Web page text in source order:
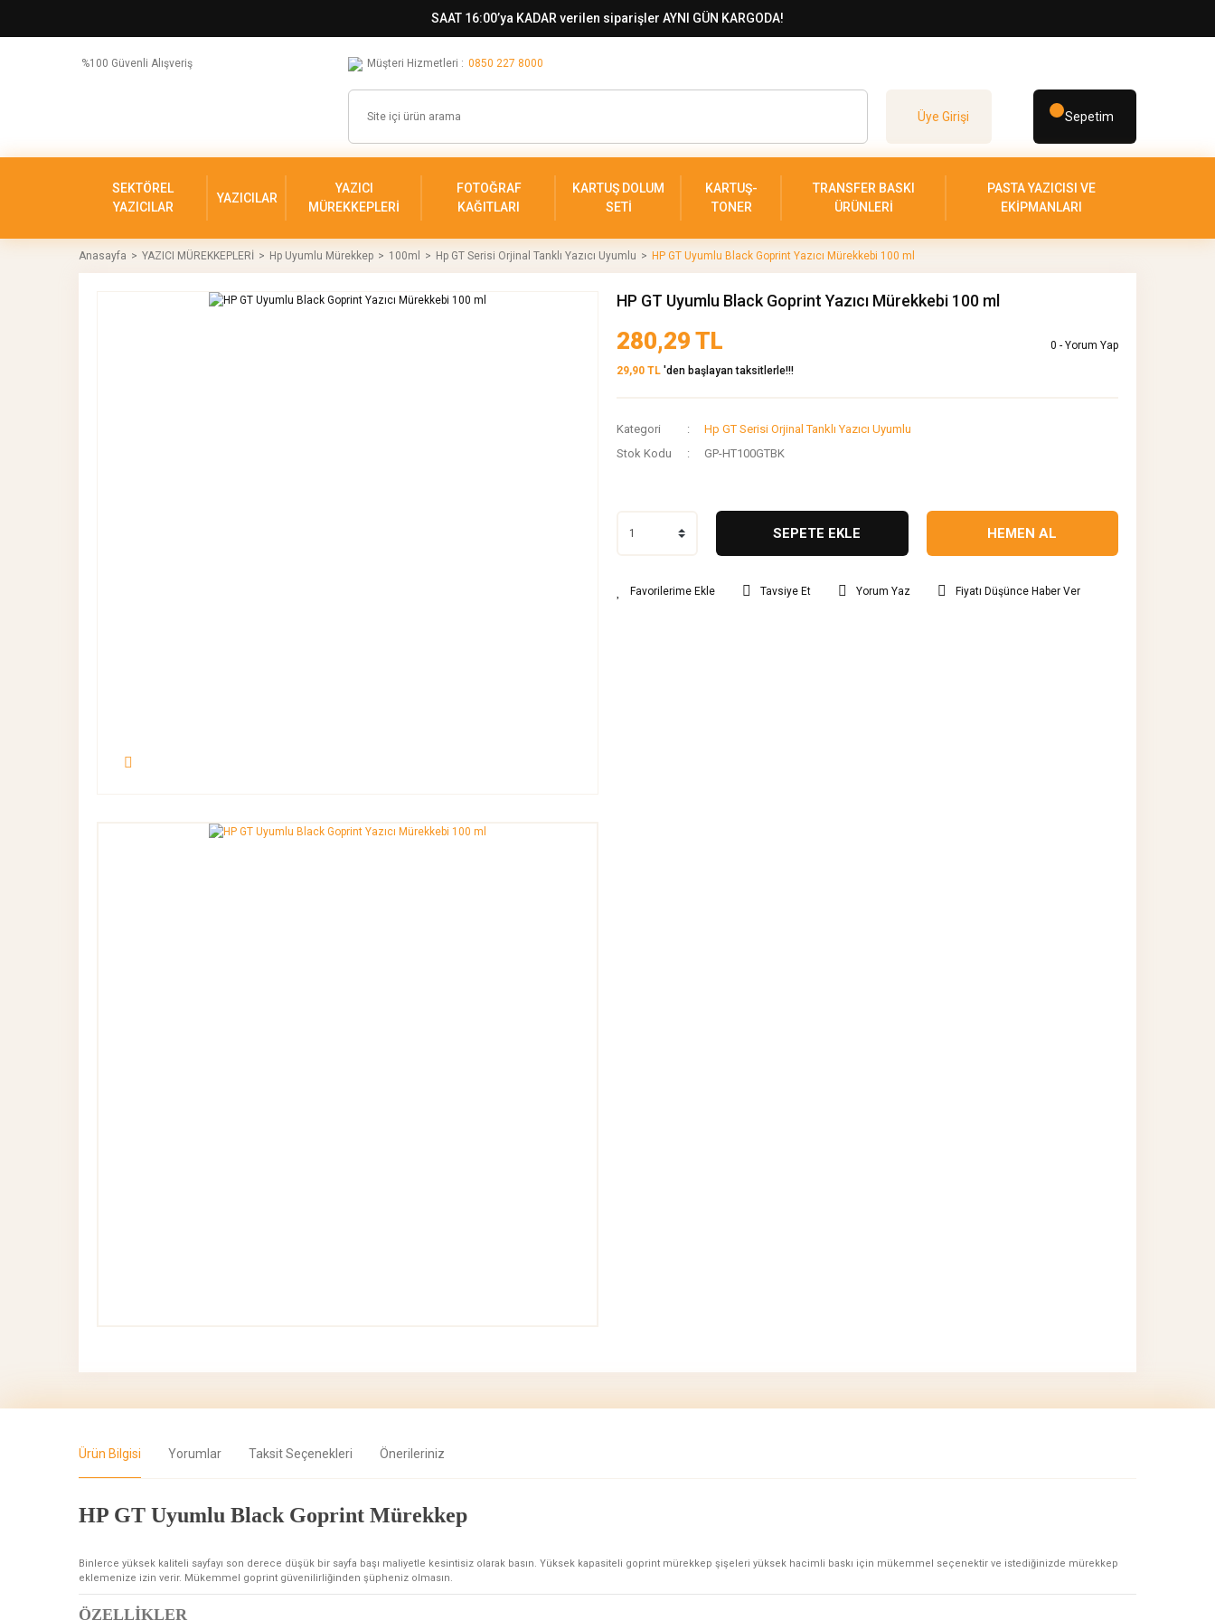
SAAT 16:00’ya KADAR verilen siparişler AYNI GÜN KARGODA!
%100 Güvenli Alışveriş Müşteri Hizmetleri : 0850 227 8000
Üye Girişi Sepetim
SEKTÖREL
YAZICILAR
YAZICILAR
YAZICI
MÜREKKEPLERİ
FOTOĞRAF
KAĞITLARI
KARTUŞ DOLUM
SETİ
KARTUŞ-
TONER
TRANSFER BASKI
ÜRÜNLERİ
PASTA YAZICISI VE
EKİPMANLARI
Anasayfa YAZICI MÜREKKEPLERİ Hp Uyumlu Mürekkep 100ml Hp GT Serisi Orjinal Tanklı Yazıcı Uyumlu HP GT Uyumlu Black Goprint Yazıcı Mürekkebi 100 ml
HP GT Uyumlu Black Goprint Yazıcı Mürekkebi 100 ml
280,29 TL
0 - Yorum Yap
29,90 TL 'den başlayan taksitlerle!!!
Kategori
Hp GT Serisi Orjinal Tanklı Yazıcı Uyumlu
Stok Kodu
GP-HT100GTBK
SEPETE EKLE HEMEN AL
Tavsiye Et Yorum Yaz Fiyatı Düşünce Haber Ver
Ürün Bilgisi Yorumlar Taksit Seçenekleri Önerileriniz
HP GT Uyumlu Black Goprint Mürekkep
Binlerce yüksek kaliteli sayfayı son derece düşük bir sayfa başı maliyetle kesintisiz olarak basın. Yüksek kapasiteli goprint mürekkep şişeleri yüksek hacimli baskı için mükemmel seçenektir ve istediğinizde mürekkep
eklemenize izin verir. Mükemmel goprint güvenilirliğinden şüpheniz olmasın.
ÖZELLİKLER